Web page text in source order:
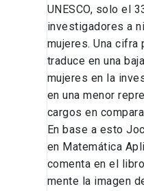
UNESCO, solo el
investigadores a
mujeres. Una cifra
traduce en una
mujeres en la
en una menor
cargos en
En base a esto
en Matemática
comenta en el
mente la imagen